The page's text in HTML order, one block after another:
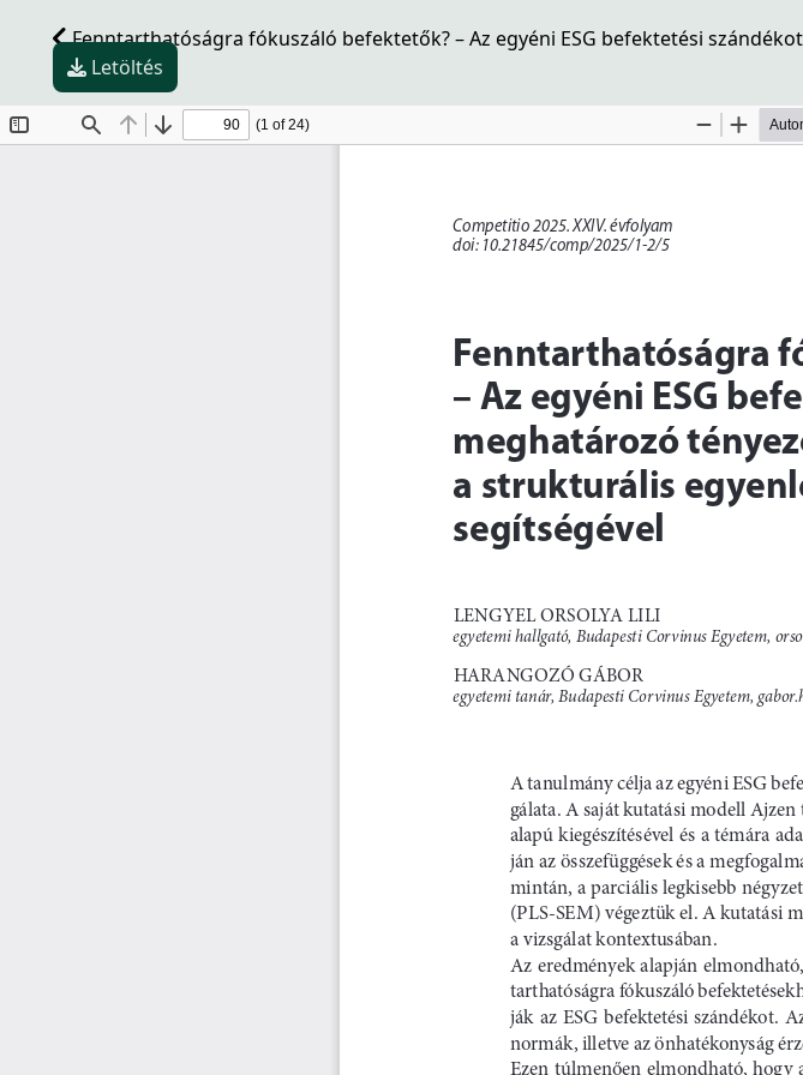
Fenntarthatóságra fókuszáló befektetők? – Az egyéni ESG befektetési
Letöltés